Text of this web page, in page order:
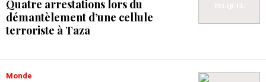
Quatre arrestations lors du
démantèlement d’une cellule
terroriste à Taza
Monde